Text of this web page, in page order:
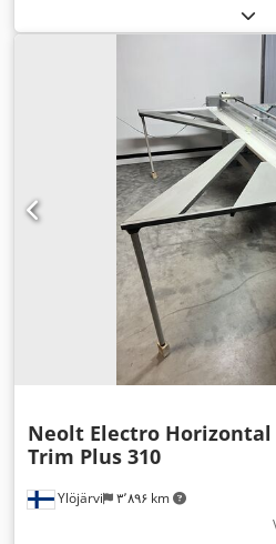
Ylöjärvi ۳٬۸۹۶ km
Neolt Electro Horizontal
Trim Plus 310